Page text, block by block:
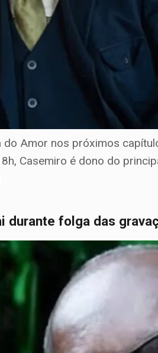
Amor nos próximos
Casemiro é dono do
durante folga das